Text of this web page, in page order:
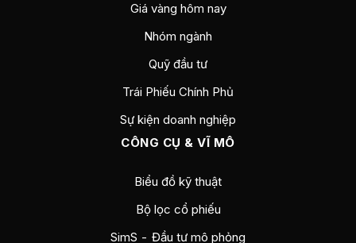
Giá vàng hôm nay
Nhóm ngành
Quỹ đầu tư
Trái Phiếu Chính Phủ
Sự kiện doanh nghiệp
CÔNG CỤ & VĨ MÔ
Biểu đồ kỹ thuật
Bộ lọc cổ phiếu
SimS - Đầu tư mô phỏng